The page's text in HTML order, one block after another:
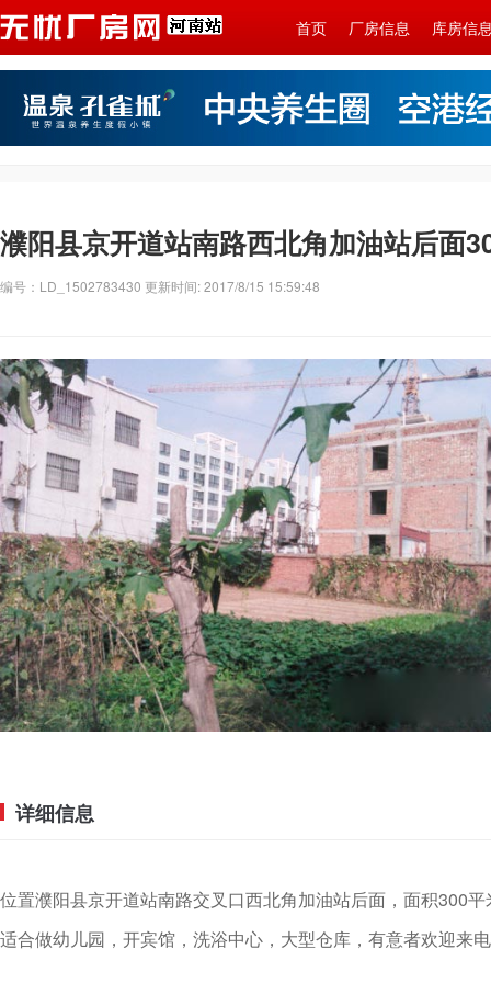
首页 厂房信息 库房信
濮阳县京开道站南路西北角加油站后面
编号：LD_1502783430 更新时间: 2017/8/15 15:59:48
详细信息
位置濮阳县京开道站南路交叉口西北角加油站后面，面积300
适合做幼儿园，开宾馆，洗浴中心，大型仓库，有意者欢迎来